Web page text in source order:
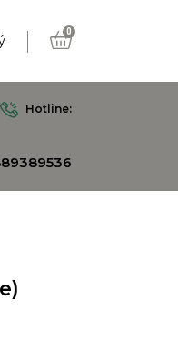
0
Hotline: